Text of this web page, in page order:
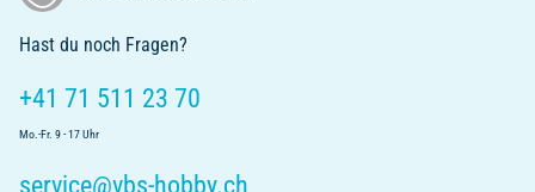
Hast du noch Fragen?
+41 71 511 23 70
Mo.-Fr. 9 - 17 Uhr
service@vbs-hobby.ch